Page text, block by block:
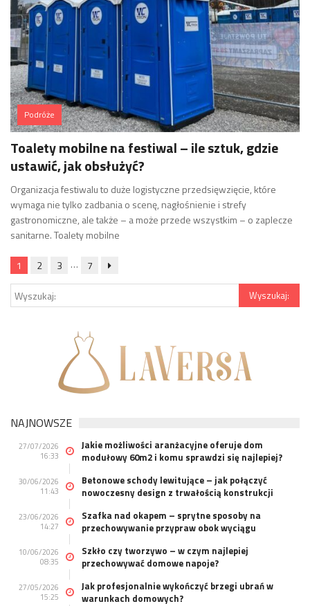
Podróże
Toalety mobilne na festiwal – ile sztuk, gdzie
ustawić, jak obsłużyć?
Organizacja festiwalu to duże logistyczne przedsięwzięcie, które
wymaga nie tylko zadbania o scenę, nagłośnienie i strefy
gastronomiczne, ale także – a może przede wszystkim – o zaplecze
sanitarne. Toalety mobilne
1 2 3 … 7
NAJNOWSZE
27/07/2026
16:33
Jakie możliwości aranżacyjne oferuje dom
modułowy 60m2 i komu sprawdzi się najlepiej?
30/06/2026
11:43
Betonowe schody lewitujące – jak połączyć
nowoczesny design z trwałością konstrukcji
23/06/2026
14:27
Szafka nad okapem – sprytne sposoby na
przechowywanie przypraw obok wyciągu
10/06/2026
08:35
Szkło czy tworzywo – w czym najlepiej
przechowywać domowe napoje?
27/05/2026
15:25
Jak profesjonalnie wykończyć brzegi ubrań w
warunkach domowych?